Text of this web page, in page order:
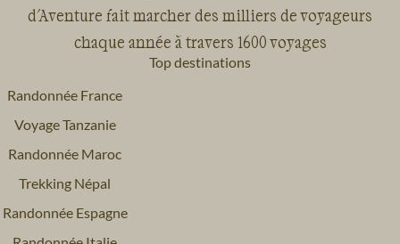
d'Aventure fait marcher des milliers de voyageurs
chaque année à travers 1600 voyages
Top destinations
Randonnée France
Voyage Tanzanie
Randonnée Maroc
Trekking Népal
Randonnée Espagne